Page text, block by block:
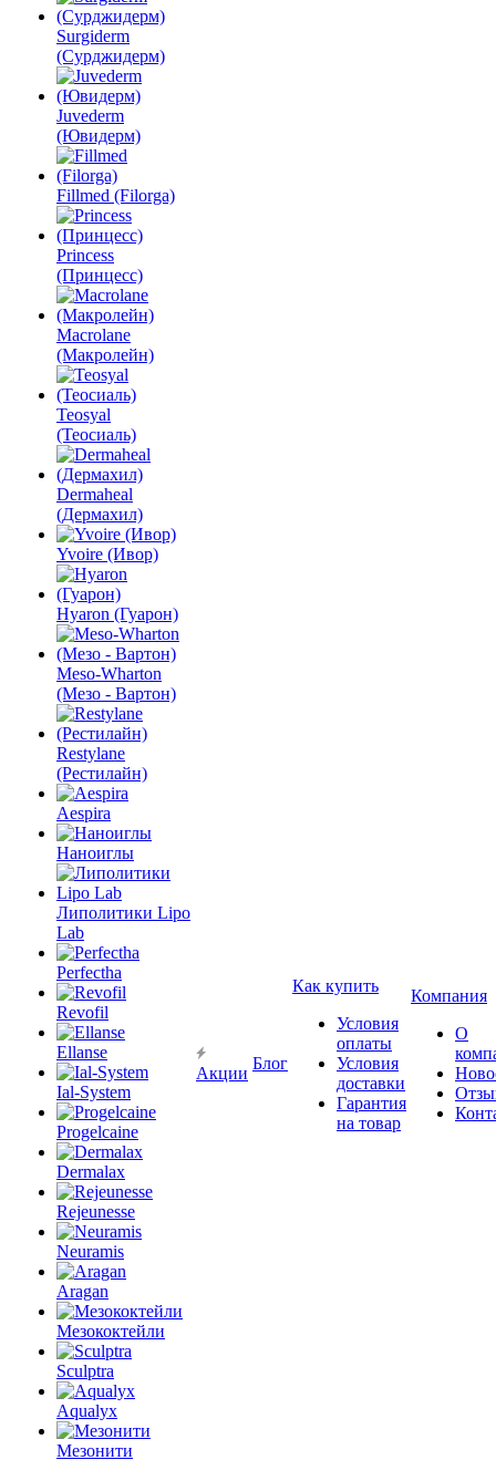
Surgiderm
(Сурджидерм)
Juvederm
(Ювидерм)
Fillmed (Filorga)
Princess
(Принцесс)
Macrolane
(Макролейн)
Teosyal
(Теосиаль)
Dermaheal
(Дермахил)
Yvoire (Ивор)
Hyaron (Гуарон)
Meso-Wharton
(Мезо - Вартон)
Restylane
(Рестилайн)
Aespira
Наноиглы
Липолитики Lipo
Lab
Perfectha
Revofil
Ellanse
Ial-System
Progelcaine
Dermalax
Rejeunesse
Neuramis
Aragan
Мезококтейли
Sculptra
Aqualyx
Мезонити
Акции
Блог
Как купить
Условия
оплаты
Условия
доставки
Гарантия
на товар
Компания
О